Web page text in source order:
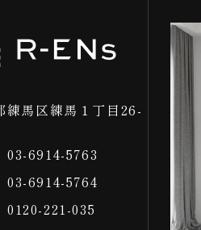
練馬区練馬１丁目26-
03-6914-5763
03-6914-5764
0120-221-035